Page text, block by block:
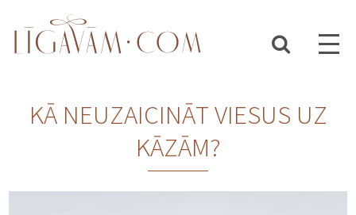
KĀ NEUZAICINĀT VIESUS UZ
KĀZĀM?